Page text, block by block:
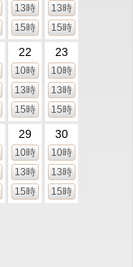
13時
15時
13時
15時
22
10時
13時
15時
23
10時
13時
15時
29
10時
13時
15時
30
10時
13時
15時